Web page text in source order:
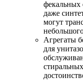
фекальных
даже
могут
Агрегаты
для